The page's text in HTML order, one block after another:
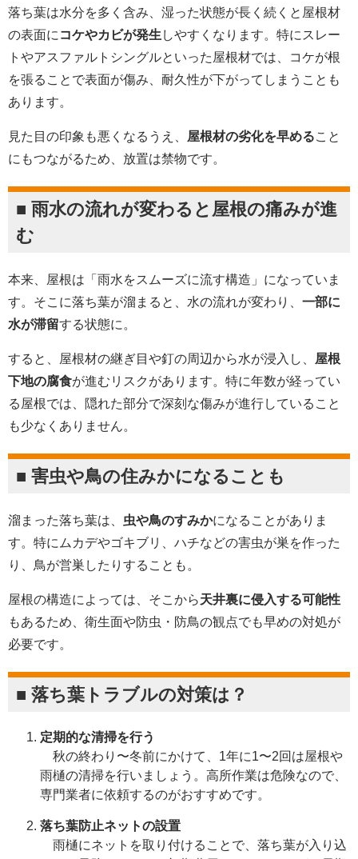
落ち葉は水分を多く含み、湿った状態が長く続くと屋根材
の表面に コケやカビが発生 しやすくなります。特にスレー
トやアスファルトシングルといった屋根材では、コケが根
を張ることで表面が傷み、耐久性が下がってしまうことも
あります。
見た目の印象も悪くなるうえ、 屋根材の劣化を早めること
にもつながるため、放置は禁物です。
■ 雨水の流れが変わると屋根の痛みが進
む
本来、屋根は「雨水をスムーズに流す構造」になっていま
す。そこに落ち葉が溜まると、水の流れが変わり、 一部に
水が滞留する状態に。
すると、屋根材の継ぎ目や釘の周辺から水が浸入し、 屋根
下地の腐食が進むリスクがあります。特に年数が経ってい
る屋根では、隠れた部分で深刻な傷みが進行していること
も少なくありません。
■ 害虫や鳥の住みかになることも
溜まった落ち葉は、 虫や鳥のすみかになることがありま
す。特にムカデやゴキブリ、ハチなどの害虫が巣を作った
り、鳥が営巣したりすることも。
屋根の構造によっては、そこから天井裏に侵入する可能性
もあるため、衛生面や防虫・防鳥の観点でも早めの対処が
必要です。
■ 落ち葉トラブルの対策は？
定期的な清掃を行う
秋の終わり〜冬前にかけて、1年に1〜2回は屋根や
雨樋の清掃を行いましょう。高所作業は危険なので、
専門業者に依頼するのがおすすめです。
落ち葉防止ネットの設置
雨樋にネットを取り付けることで、落ち葉が入り込